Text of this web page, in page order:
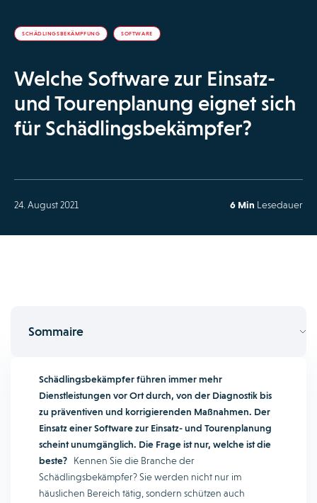
SCHÄDLINGSBEKÄMPFUNG SOFTWARE
Welche Software zur Einsatz-
und Tourenplanung eignet sich
für Schädlingsbekämpfer?
24. August 2021 6 Min Lesedauer
Sommaire
Schädlingsbekämpfer führen immer mehr
Dienstleistungen vor Ort durch, von der Diagnostik bis
zu präventiven und korrigierenden Maßnahmen. Der
Einsatz einer Software zur Einsatz- und Tourenplanung
scheint unumgänglich. Die Frage ist nur, welche ist die
beste? Kennen Sie die Branche der
Schädlingsbekämpfer? Sie werden nicht nur im
häuslichen Bereich tätig, sondern schützen auch